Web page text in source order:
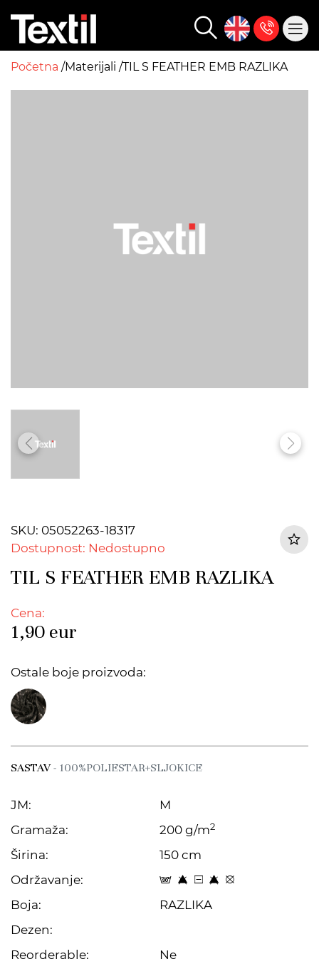
Početna Materijali TIL S FEATHER EMB RAZLIKA
SKU: 05052263-18317
Dostupnost: Nedostupno
TIL S FEATHER EMB RAZLIKA
Cena:
1,90 eur
Ostale boje proizvoda:
SASTAV- 100%POLIESTAR+SLJOKICE
JM:
M
Gramaža:
200 g/m2
Širina:
150 cm
Održavanje:
s 8 a 8 E
Boja:
RAZLIKA
Dezen:
Reorderable:
Ne